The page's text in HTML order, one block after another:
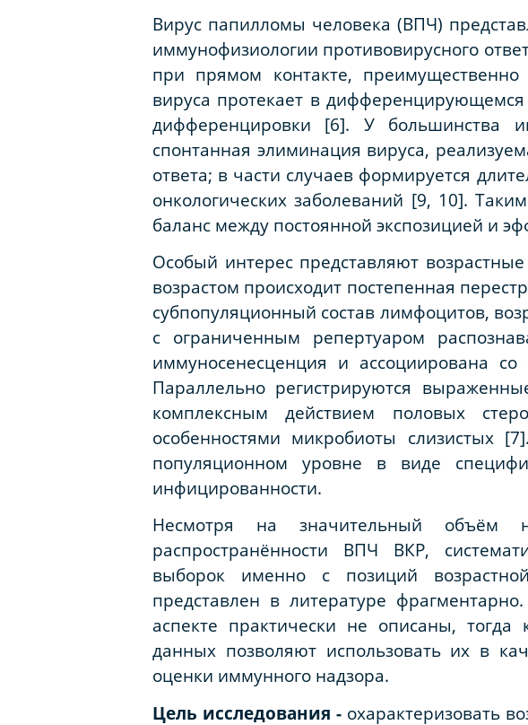
Вирус папилломы человека (ВПЧ)
иммунофизиологии противовирусного
при прямом контакте,
вируса протекает в
дифференцировки [6]. У большинства
спонтанная элиминация вируса,
ответа; в части случаев формируется
онкологических заболеваний [9, 10].
баланс между постоянной экспозицией и
Особый интерес представляют
возрастом происходит постепенная
субпопуляционный состав лимфоцитов,
с ограниченным репертуаром
иммуносенесценция и ассоциирована со
Параллельно регистрируются
комплексным действием половых
особенностями микробиоты слизистых
популяционном уровне в виде
инфицированности.
Несмотря на значительный объём
распространённости ВПЧ ВКР,
выборок именно с позиций
представлен в литературе
аспекте практически не описаны,
данных позволяют использовать их в
оценки иммунного надзора.
Цель исследования - охарактеризовать